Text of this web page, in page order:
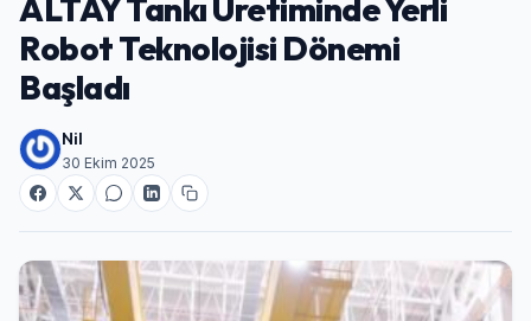
ALTAY Tankı Üretiminde Yerli
Robot Teknolojisi Dönemi
Başladı
Nil
30 Ekim 2025